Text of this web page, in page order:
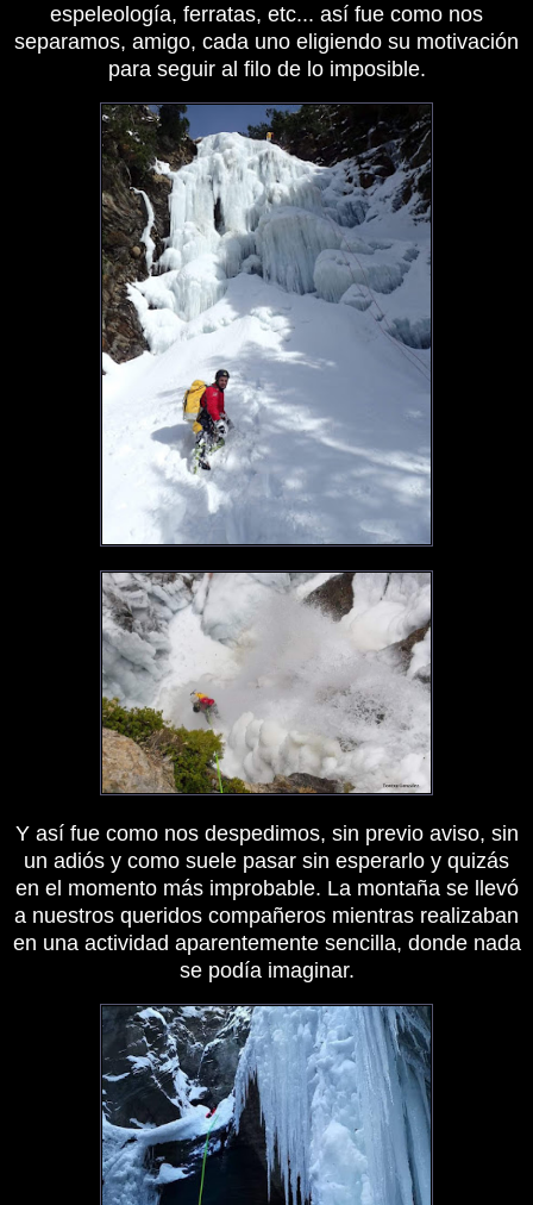
espeleología, ferratas, etc... así fue como nos
separamos, amigo, cada uno eligiendo su motivación
para seguir al filo de lo imposible.
Y así fue como nos despedimos, sin previo aviso, sin
un adiós y como suele pasar sin esperarlo y quizás
en el momento más improbable. La montaña se llevó
a nuestros queridos compañeros mientras realizaban
en una actividad aparentemente sencilla, donde nada
se podía imaginar.